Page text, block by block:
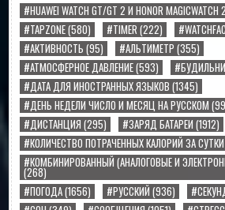
#HUAWEI WATCH GT/GT 2 И HONOR
#TAPZONE(580) #TIMER (222)
#АКТИВНОСТЬ (95) #АЛЬТИМЕТР (355)
#АТМОСФЕРНОЕ ДАВЛЕНИЕ(593)
#ДАТА ДЛЯ ИНОСТРАННЫХ ЯЗЫКОВ (1345)
#ДЕНЬ НЕДЕЛИ ЧИСЛО И МЕСЯЦ НА РУССКОМ
#ДИСТАНЦИЯ (295) #ЗАРЯД БАТАРЕИ (1912)
#КОЛИЧЕСТВО ПОТРАЧЕННЫХ КАЛОРИЙ ЗА СУТКИ
#КОМБИНИРОВАННЫЙ (АНАЛОГОВЫЕ И
(268)
#ПОГОДА(1656) #РУССКИЙ (936)